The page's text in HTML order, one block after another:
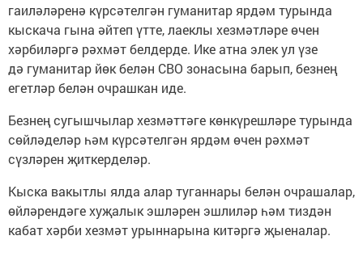
гаиләләренә күрсәтелгән гуманитар ярдәм турында
кыскача гына әйтеп үтте, лаеклы хезмәтләре өчен
хәрбиләргә рәхмәт белдерде. Ике атна элек ул үзе
дә гуманитар йөк белән СВО зонасына барып, безнең
егетләр белән очрашкан иде.
Безнең сугышчылар хезмәттәге көнкүрешләре турында
сөйләделәр һәм күрсәтелгән ярдәм өчен рәхмәт
сүзләрен җиткерделәр.
Кыска вакытлы ялда алар туганнары белән очрашалар,
өйләрендәге хуҗалык эшләрен эшлиләр һәм тиздән
кабат хәрби хезмәт урыннарына китәргә җыеналар.